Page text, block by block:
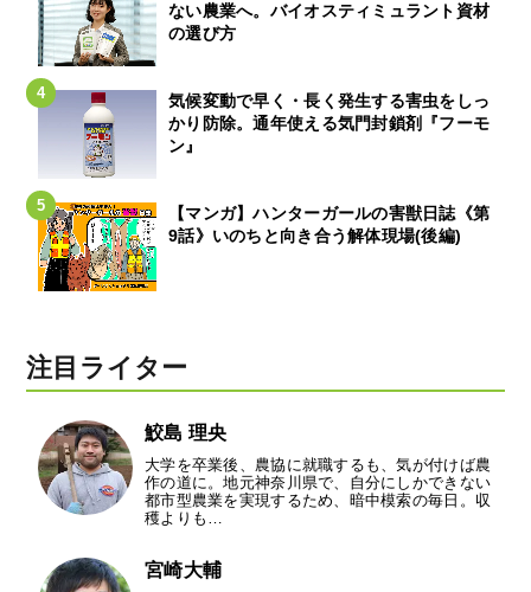
ない農業へ。バイオスティミュラント資材
の選び方
気候変動で早く・長く発生する害虫をしっ
かり防除。通年使える気門封鎖剤『フーモ
ン』
【マンガ】ハンターガールの害獣日誌《第
9話》いのちと向き合う解体現場(後編)
注目ライター
鮫島 理央
大学を卒業後、農協に就職するも、気が付けば農
作の道に。地元神奈川県で、自分にしかできない
都市型農業を実現するため、暗中模索の毎日。収
穫よりも…
宮崎大輔